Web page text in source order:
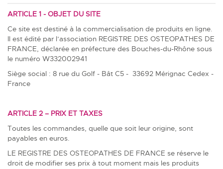
ARTICLE 1 - OBJET DU SITE
Ce site est destiné à la commercialisation de produits en ligne.
Il est édité par l’association REGISTRE DES OSTEOPATHES DE
FRANCE, déclarée en préfecture des Bouches-du-Rhône sous
le numéro W332002941
Siège social : 8 rue du Golf - Bât C5 - 33692 Mérignac Cedex -
France
ARTICLE 2 – PRIX ET TAXES
Toutes les commandes, quelle que soit leur origine, sont
payables en euros.
LE REGISTRE DES OSTEOPATHES DE FRANCE se réserve le
droit de modifier ses prix à tout moment mais les produits